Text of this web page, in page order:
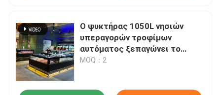
Σπίτι
Προϊόντα
Ο ψυκτήρας 1050L νησιών
υπεραγορών τροφίμων
αυτόματος ξεπαγώνει το
γλιστρώντας ψυγείο επίπεδου
MOQ：2